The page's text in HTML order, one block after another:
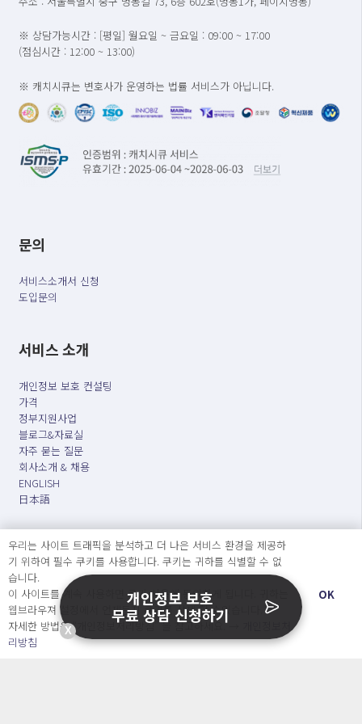
※ 상담가능시간 : [평일] 월요일 ~ 금요일 : 09:00 ~ 17:00
(점심시간 : 12:00 ~ 13:00)
※ 캐치시큐는 변호사가 운영하는 법률 서비스가 아닙니다.
문의
서비스소개서 신청
도입문의
서비스 소개
개인정보 보호 컨설팅
가격
정부지원사업
블로그&자료실
자주 묻는 질문
회사소개 & 채용
ENGLISH
日本語
Developers
OpenSource API
오늘보다 더 나은 내일을 만드는 사람들
개인정보처리방침
우리는 사이트 트래픽을 분석하고 더 나은 서비스 환경을 제공하
기 위하여 필수 쿠키를 사용합니다. 쿠키는 귀하를 식별할 수 없
습니다.
이 사이트를 계속 사용하면 쿠키 사용에 동의하게 됩니다. 귀하는
웹브라우져 설정에서 언제든지 쿠키를 삭제 할 수있습니다.
자세한 방법은 “개인정보처리방침” 을 참고하세요. →
리방침
OK
X
개인정보 보호
무료 상담 신청하기